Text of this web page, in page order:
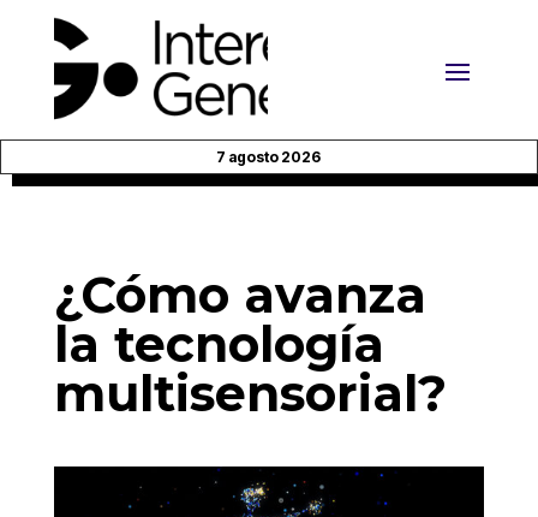
7 agosto 2026
¿Cómo avanza
la tecnología
multisensorial?